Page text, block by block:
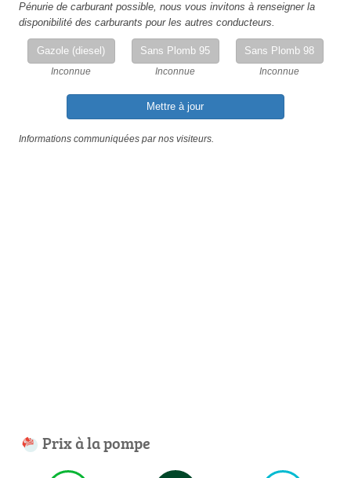
Pénurie de carburant possible, nous vous invitons à renseigner la
disponibilité des carburants pour les autres conducteurs.
Gazole (diesel)
Inconnue
Sans Plomb 95
Inconnue
Sans Plomb 98
Inconnue
Mettre à jour
Informations communiquées par nos visiteurs.
Prix à la pompe